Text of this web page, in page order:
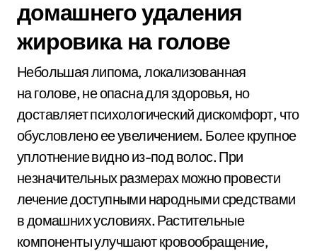
домашнего удаления
жировика на голове
Небольшая липома, локализованная
на голове, не опасна для здоровья, но
доставляет психологический дискомфорт, что
обусловлено ее увеличением. Более крупное
уплотнение видно из-под волос. При
незначительных размерах можно провести
лечение доступными народными средствами
в домашних условиях. Растительные
компоненты улучшают кровообращение,